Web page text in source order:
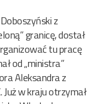
z
granicę, dostał
tu pracę
od „ministra”
Aleksandra z
w kraju otrzymał